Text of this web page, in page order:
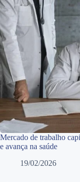
Mercado de trabalho
e avança na saúde
19/02/2026